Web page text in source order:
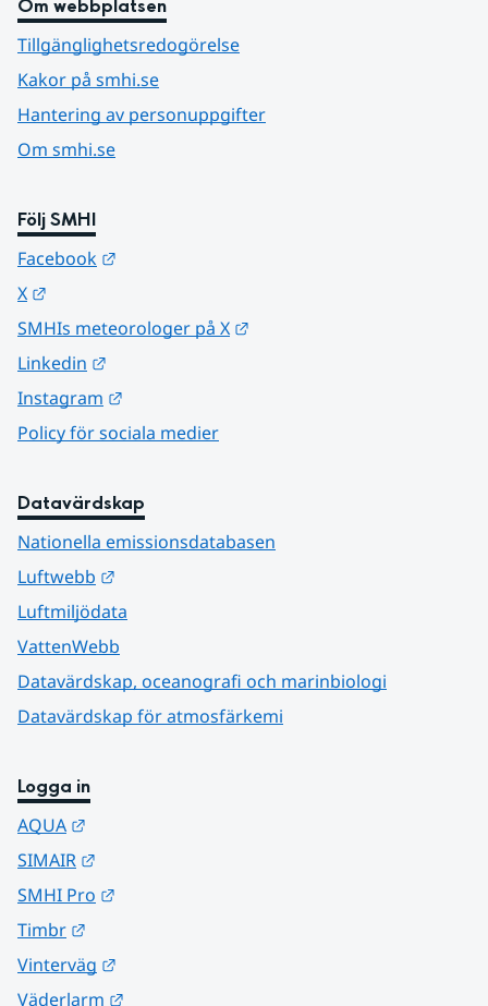
Om webbplatsen
Tillgänglighetsredogörelse
Kakor på smhi.se
Hantering av personuppgifter
Om smhi.se
Följ SMHI
Facebook
X
SMHIs meteorologer på X
Linkedin
Instagram
Policy för sociala medier
Datavärdskap
Nationella emissionsdatabasen
Luftwebb
Luftmiljödata
VattenWebb
Datavärdskap, oceanografi och marinbiologi
Datavärdskap för atmosfärkemi
Logga in
AQUA
SIMAIR
SMHI Pro
Timbr
Vinterväg
Väderlarm